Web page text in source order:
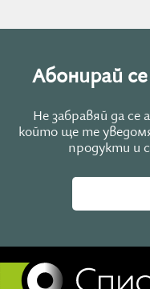
Абонирай
Не забравяй да
който ще те
продукти и